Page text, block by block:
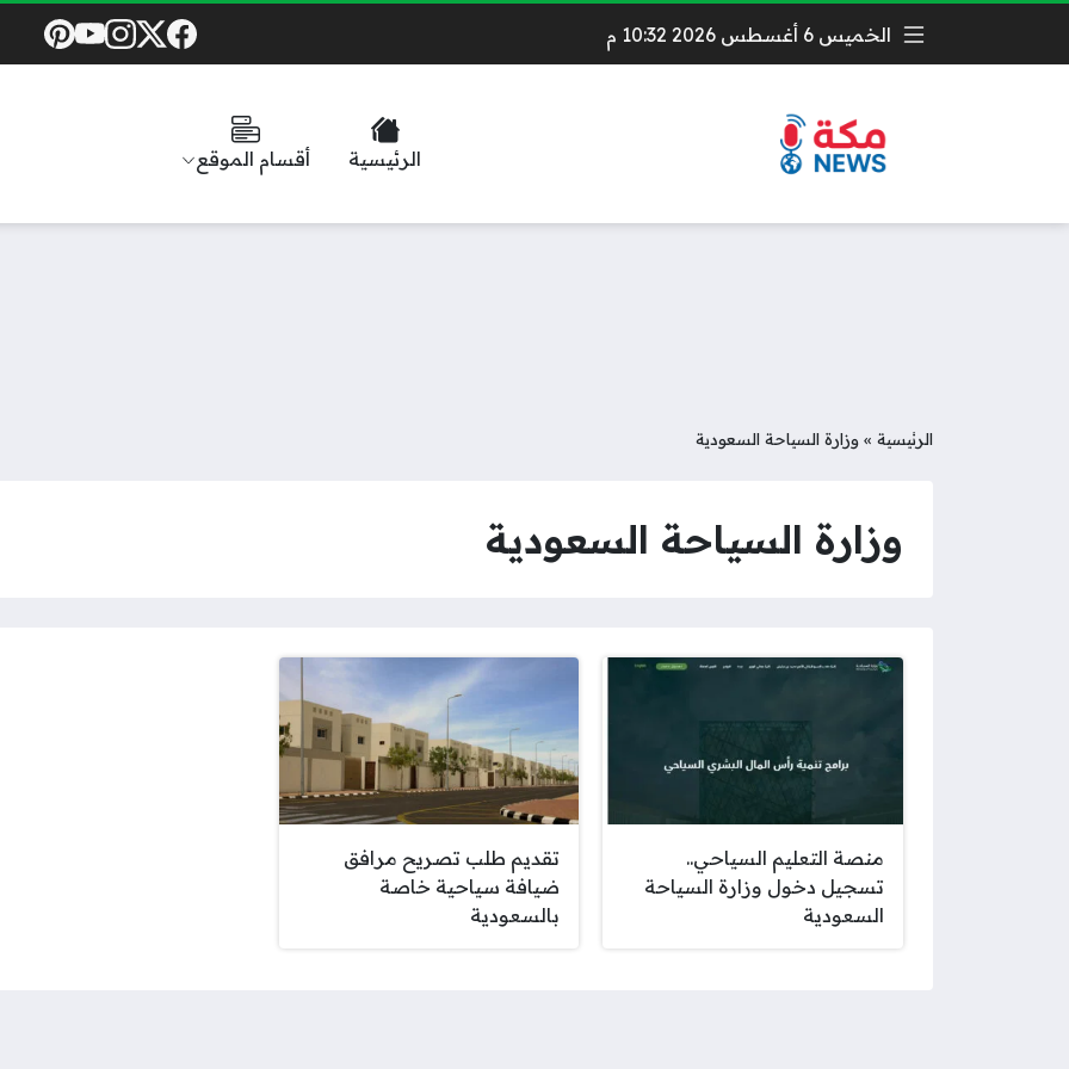
الخميس 6 أغسطس 2026 10:32 م
Social Links
الرئيسية أقسام الموقع
الرئيسية »وزارة السياحة السعودية
وزارة السياحة السعودية
منصة التعليم السياحي..
تسجيل دخول وزارة السياحة
السعودية
تقديم طلب تصريح مرافق
ضيافة سياحية خاصة
بالسعودية